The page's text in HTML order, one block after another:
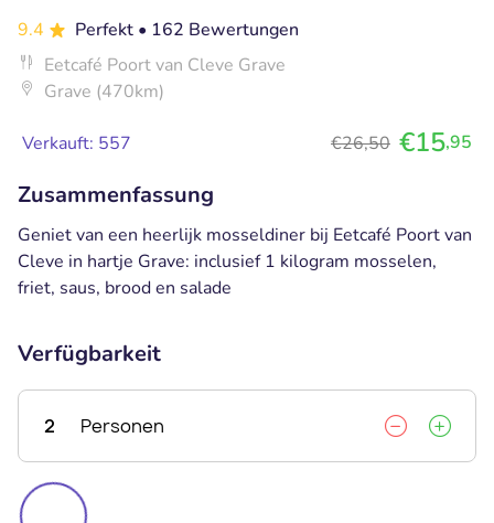
9.4
Perfekt • 162 Bewertungen
Eetcafé Poort van Cleve Grave
Grave (470km)
Verkauft: 557 €26,50 €15,95
Zusammenfassung
Geniet van een heerlijk mosseldiner bij Eetcafé Poort van
Cleve in hartje Grave: inclusief 1 kilogram mosselen,
friet, saus, brood en salade
Verfügbarkeit
2 Personen